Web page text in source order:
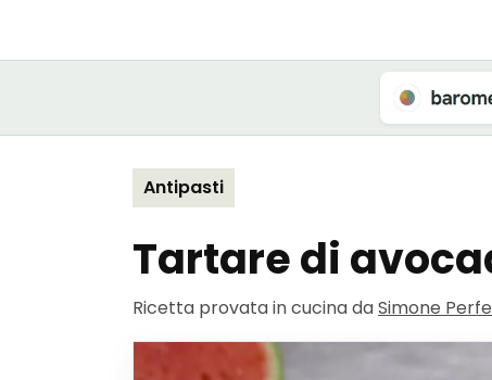
Antipasti
Tartare di
Ricetta provata in cucina daSimone